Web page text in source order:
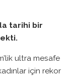
tarihi bir
ultra mesafe
için rekor